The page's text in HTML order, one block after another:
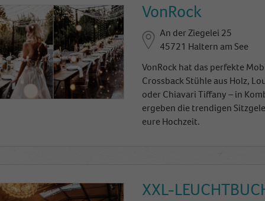
VonRock
An der Ziegelei 25
45721 Haltern am See
VonRock hat das perfekte
Crossback Stühle aus Holz,
oder Chiavari Tiffany – in
ergeben die trendigen
eure Hochzeit.
XXL-